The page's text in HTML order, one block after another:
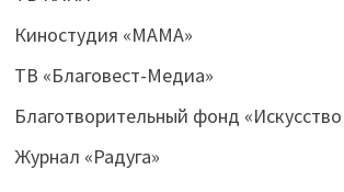
Киностудия «МАМА»
ТВ «Благовест-Медиа»
Благотворительный фонд
Журнал «Радуга»